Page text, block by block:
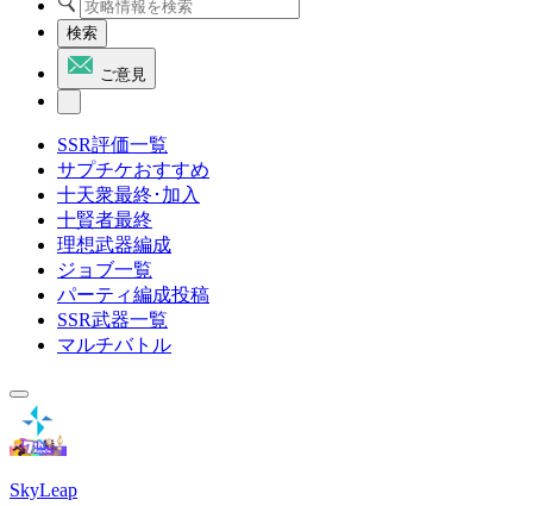
検索
ご意見
SSR評価一覧
サプチケおすすめ
十天衆最終･加入
十賢者最終
理想武器編成
ジョブ一覧
パーティ編成投稿
SSR武器一覧
マルチバトル
SkyLeap